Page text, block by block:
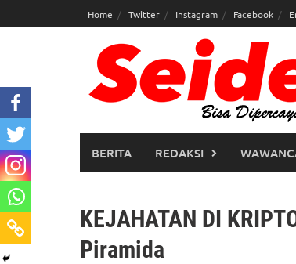
to
Home Twitter Instagram Facebook
BERITA REDAKSI
KEJAHATAN DI
Piramida